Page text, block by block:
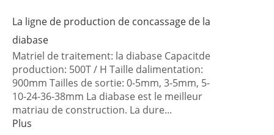
La ligne de production de concassage de la
diabase
Matriel de traitement: la diabase Capacitde
production: 500T / H Taille dalimentation:
900mm Tailles de sortie: 0-5mm, 3-5mm, 5-
10-24-36-38mm La diabase est le meilleur
matriau de construction. La dure...
Plus